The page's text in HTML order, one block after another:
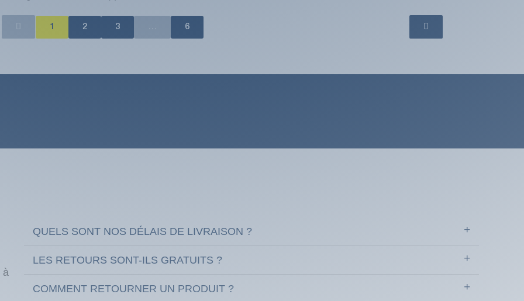
1 2 3 … 6
à
QUELS SONT NOS DÉLAIS DE LIVRAISON ?
LES RETOURS SONT-ILS GRATUITS ?
COMMENT RETOURNER UN PRODUIT ?